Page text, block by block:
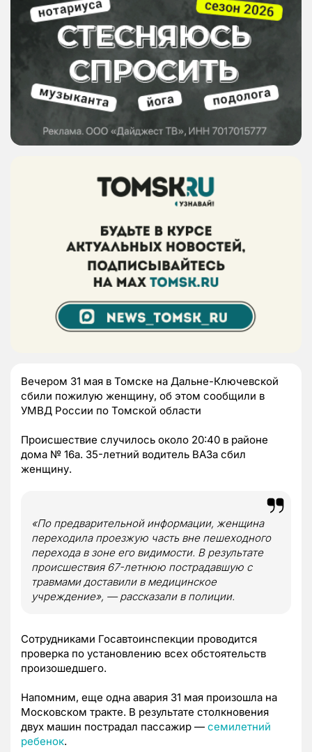
Вечером 31 мая в Томске на Дальне-Ключевской
сбили пожилую женщину, об этом сообщили в
УМВД России по Томской области
Происшествие случилось около 20:40 в районе
дома № 16а. 35-летний водитель ВАЗа сбил
женщину.
«По предварительной информации, женщина
переходила проезжую часть вне пешеходного
перехода в зоне его видимости. В результате
происшествия 67-летнюю пострадавшую с
травмами доставили в медицинское
учреждение», — рассказали в полиции.
Сотрудниками Госавтоинспекции проводится
проверка по установлению всех обстоятельств
произошедшего.
Напомним, еще одна авария 31 мая произошла на
Московском тракте. В результате столкновения
двух машин пострадал пассажир — семилетний
ребенок.